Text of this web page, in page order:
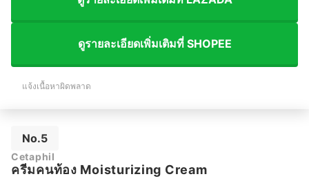
ดูรายละเอียดเพิ่มเติมที่ SHOPEE
แจ้งเนื้อหาผิดพลาด
No.5
Cetaphil
ครีมคนท้อง Moisturizing Cream